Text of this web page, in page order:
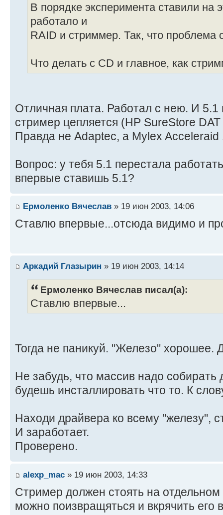
В порядке эксперимента ставили на
работало и
RAID и стриммер. Так, что проблема
Что делать с CD и главное, как
Отличная плата. Работал с нею. И 5.1
стример цепляется (HP SureStore
Правда не Adaptec, а Mylex Acceleraid
Вопрос: у тебя 5.1 перестала
впервые ставишь 5.1?
Ермоленко Вячеслав » 19 июн 2003, 14:06
Ставлю впервые...отсюда видимо и
Аркадий Глазырин » 19 июн 2003, 14:14
Ермоленко Вячеслав писал(а):
Ставлю впервые...
Тогда не паникуй. "Железо" хорошее.
Не забудь, что массив надо собирать
будешь инсталлировать что то. К
Находи драйвера ко всему "железу",
И заработает.
Проверено.
alexp_mac » 19 июн 2003, 14:33
Стример должен стоять на отдельном
можно поизвращяться и вкрячить его